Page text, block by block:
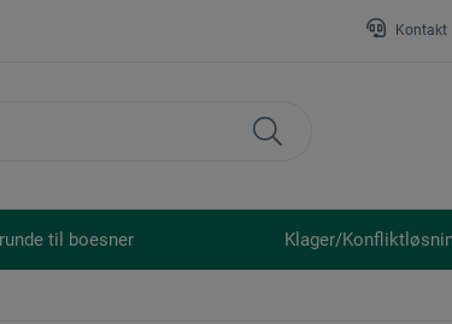
Kontakt
til boesner Klager/